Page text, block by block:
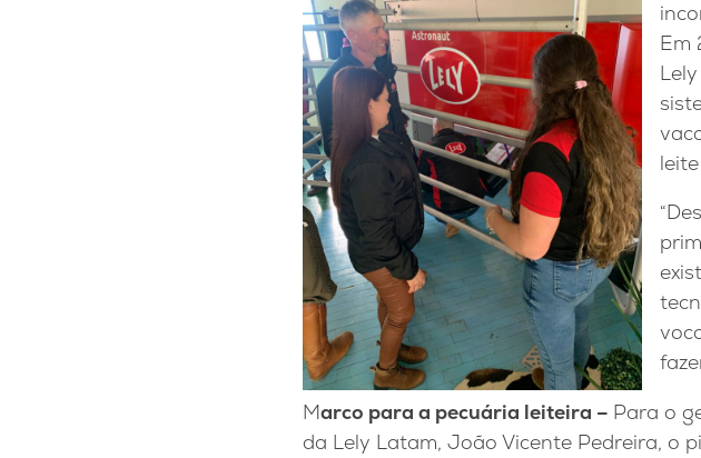
Em
Marco para a pecuária leiteira – Para o
da Lely Latam, João Vicente Pedreira, o